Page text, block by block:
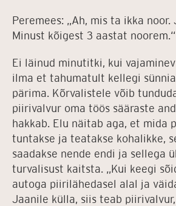
Peremees: „Ah, mis ta ikka
Minust kõigest 3 aastat noorem.“
Ei läinud minutitki, kui
ilma et tahumatult kellegi
pärima. Kõrvalistele võib
piirivalvur oma töös sääraste
hakkab. Elu näitab aga, et mida
tuntakse ja teatakse kohalikke,
saadakse nende endi ja sellega
turvalisust kaitsta. „Kui keegi
autoga piirilähedasel alal ja
Jaanile külla, siis teab